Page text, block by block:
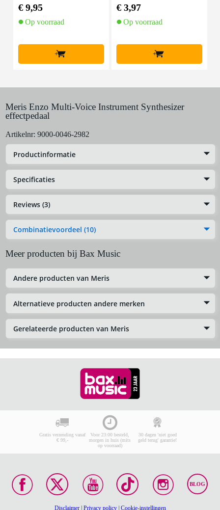
€ 9,95
Op voorraad
+
€ 3,97
Op voorraad
+
Meris Enzo Multi-Voice Instrument Synthesizer
effectpedaal
Artikelnr: 9000-0046-2982
Productinformatie
Specificaties
Reviews (3)
Combinatievoordeel (10)
Meer producten bij Bax Music
Andere producten van Meris
Alternatieve producten andere merken
Gerelateerde producten van Meris
Gratis verzending vanaf
€ 99,-
Voor 23:00 besteld,
morgen in huis (mits
op voorraad)
30 dagen 'niet goed
geld terug' garantie!
BLOG
Disclaimer| Privacy policy| Cookie-instellingen